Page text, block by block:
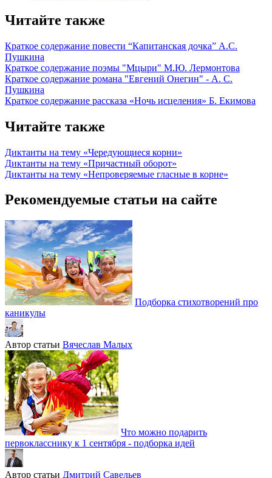
Читайте также
Краткое содержание повести “Капитанская дочка” А.С.
Пушкина
Краткое содержание поэмы "Мцыри" М.Ю. Лермонтова
Краткое содержание романа "Евгений Онегин" - А. С.
Пушкина
Краткое содержание рассказа «Ночь исцеления» Б. Екимова
Читайте также
Диктанты на тему «Чередующиеся корни»
Диктанты на тему «Причастный оборот»
Диктанты на тему «Непроверяемые гласные в корне»
Рекомендуемые статьи на сайте
Подборка стихотворений про
каникулы
Автор статьи Вячеслав Малых
Что можно подарить
первокласснику к 1 сентября - подборка идей
Автор статьи Дмитрий Савельев